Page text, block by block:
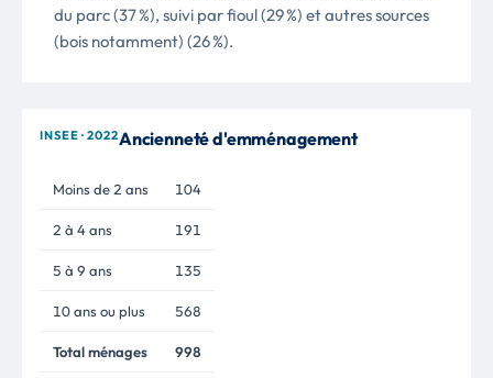
du parc (37 %), suivi par fioul (29 %) et autres sources
(bois notamment) (26 %).
INSEE · 2022Ancienneté d'emménagement
Moins de 2 ans 104
2 à 4 ans 191
5 à 9 ans 135
10 ans ou plus 568
Total ménages 998